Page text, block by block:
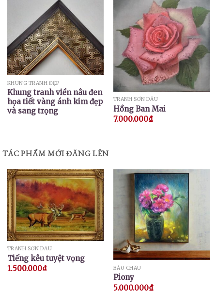
KHUNG TRANH ĐẸP
Khung tranh viền nâu đen
họa tiết vàng ánh kim đẹp
và sang trọng
TRANH SƠN DẦU
Hồng Ban Mai
7.000.000₫
TÁC PHẨM MỚI ĐĂNG LÊN
TRANH SƠN DẦU
Tiếng kêu tuyệt vọng
1.500.000₫ BẢO CHÂU
Piony
5.000.000₫